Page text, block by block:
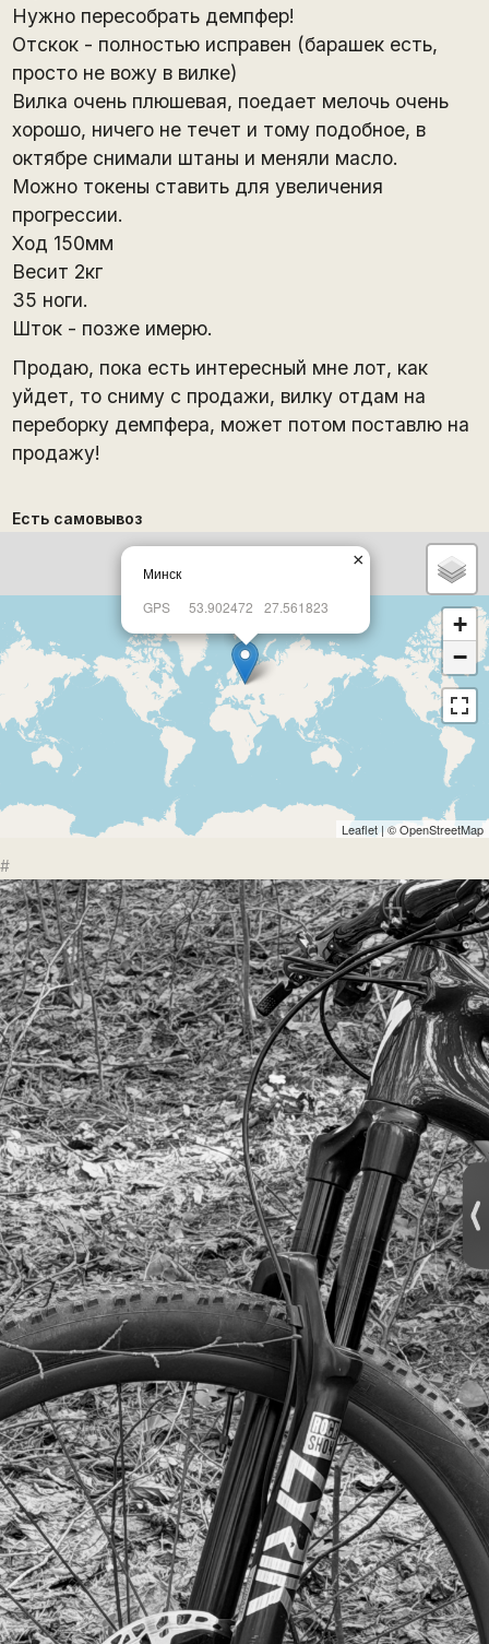
Нужно пересобрать демпфер!
Отскок - полностью исправен (барашек есть,
просто не вожу в вилке)
Вилка очень плюшевая, поедает мелочь очень
хорошо, ничего не течет и тому подобное, в
октябре снимали штаны и меняли масло.
Можно токены ставить для увеличения
прогрессии.
Ход 150мм
Весит 2кг
35 ноги.
Шток - позже имерю.
Продаю, пока есть интересный мне лот, как
уйдет, то сниму с продажи, вилку отдам на
переборку демпфера, может потом поставлю на
продажу!
Есть самовывоз
Минск
GPS
53.902472 27.561823
×
+
−
Leaflet | ©OpenStreetMap
#